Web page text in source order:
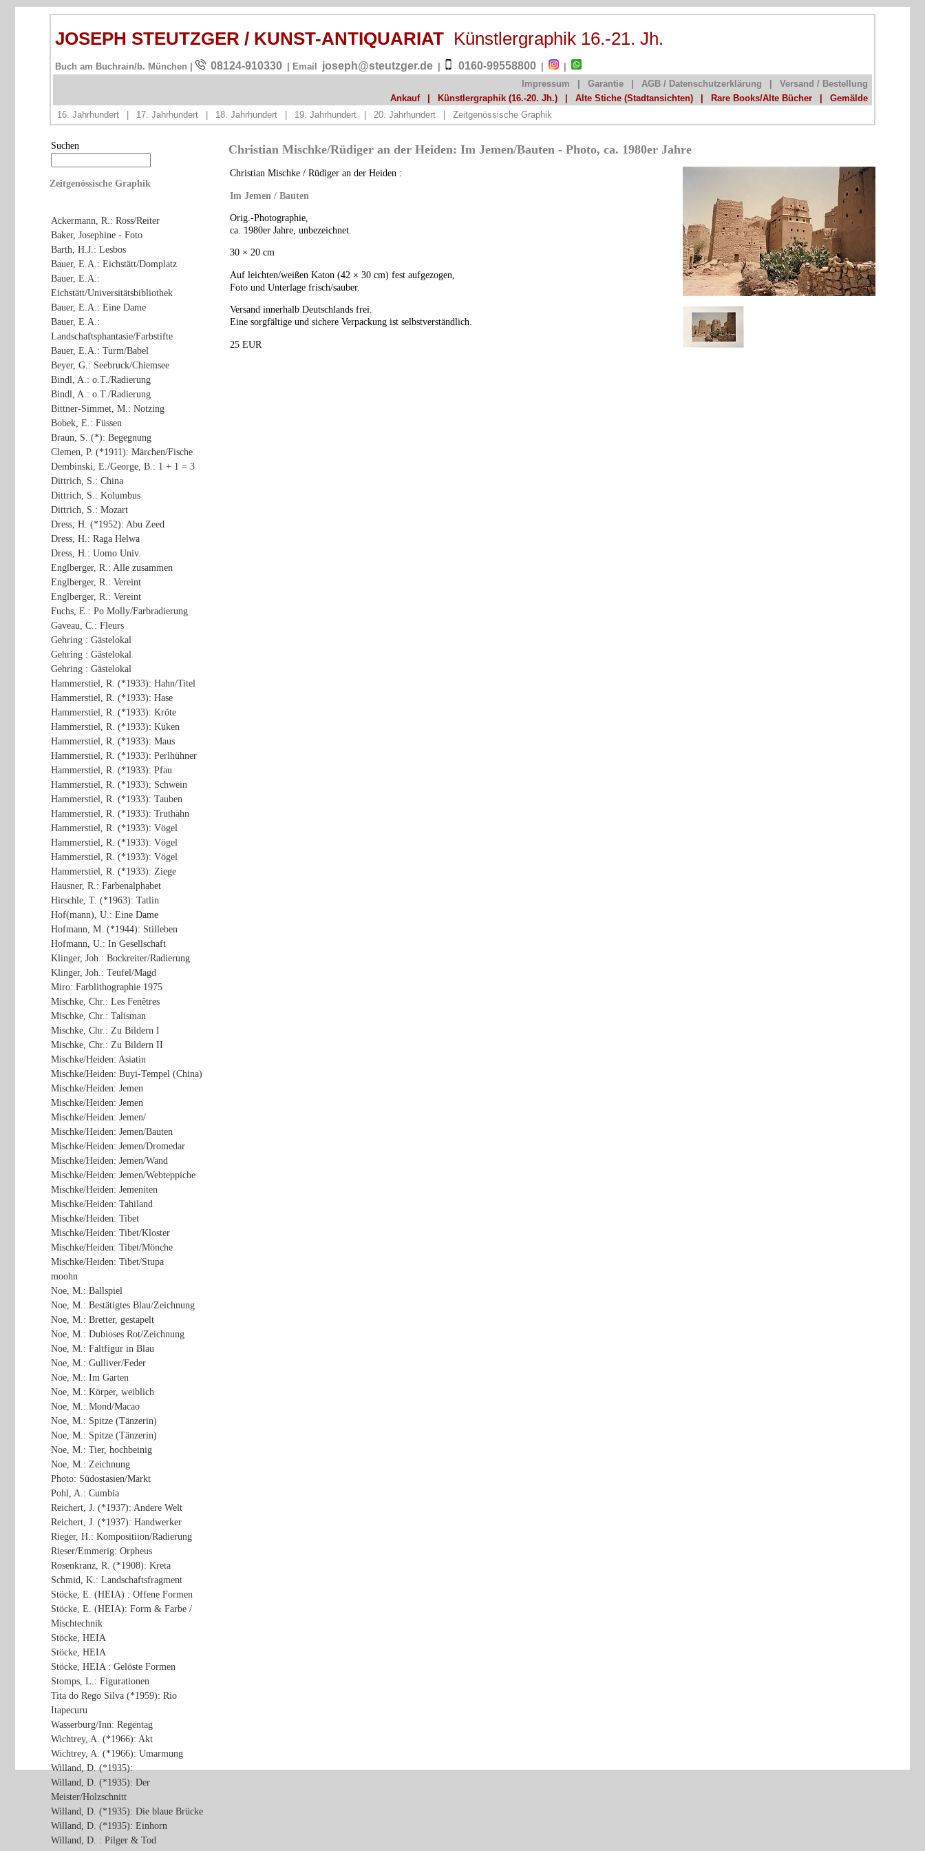
JOSEPH STEUTZGER / KUNST-ANTIQUARIAT Künstlergraphik 16.-21. Jh.
Buch am Buchrain/b. München | 08124-910330 | Email joseph@steutzger.de 0160-99558800
Impressum
Garantie AGB / Datenschutzerklärung
Versand / Bestellung
Ankauf
Künstlergraphik (16.-20. Jh.) Alte Stiche (Stadtansichten) Rare Books/Alte Bücher
Gemälde
16. Jahrhundert
17. Jahrhundert 18. Jahrhundert 19. Jahrhundert 20. Jahrhundert Zeitgenössische Graphik
Suchen
Zeitgenössische Graphik
Ackermann, R.: Ross/Reiter
Baker, Josephine - Foto
Barth, H.J.: Lesbos
Bauer, E.A.: Eichstätt/Domplatz
Bauer, E.A.:
Eichstätt/Universitätsbibliothek
Bauer, E.A.: Eine Dame
Bauer, E.A.:
Landschaftsphantasie/Farbstifte
Bauer, E.A.: Turm/Babel
Beyer, G.: Seebruck/Chiemsee
Bindl, A.: o.T./Radierung
Bindl, A.: o.T./Radierung
Bittner-Simmet, M.: Notzing
Bobek, E.: Füssen
Braun, S. (*): Begegnung
Clemen, P. (*1911): Märchen/Fische
Dembinski, E./George, B.: 1 + 1 = 3
Dittrich, S.: China
Dittrich, S.: Kolumbus
Dittrich, S.: Mozart
Dress, H. (*1952): Abu Zeed
Dress, H.: Raga Helwa
Dress, H.: Uomo Univ.
Englberger, R.: Alle zusammen
Englberger, R.: Vereint
Englberger, R.: Vereint
Fuchs, E.: Po Molly/Farbradierung
Gaveau, C.: Fleurs
Gehring : Gästelokal
Gehring : Gästelokal
Gehring : Gästelokal
Hammerstiel, R. (*1933): Hahn/Titel
Hammerstiel, R. (*1933): Hase
Hammerstiel, R. (*1933): Kröte
Hammerstiel, R. (*1933): Küken
Hammerstiel, R. (*1933): Maus
Hammerstiel, R. (*1933): Perlhühner
Hammerstiel, R. (*1933): Pfau
Hammerstiel, R. (*1933): Schwein
Hammerstiel, R. (*1933): Tauben
Hammerstiel, R. (*1933): Truthahn
Hammerstiel, R. (*1933): Vögel
Hammerstiel, R. (*1933): Vögel
Hammerstiel, R. (*1933): Vögel
Hammerstiel, R. (*1933): Ziege
Hausner, R.: Farbenalphabet
Hirschle, T. (*1963): Tatlin
Hof(mann), U.: Eine Dame
Hofmann, M. (*1944): Stilleben
Hofmann, U.: In Gesellschaft
Klinger, Joh.: Bockreiter/Radierung
Klinger, Joh.: Teufel/Magd
Miro: Farblithographie 1975
Mischke, Chr.: Les Fenêtres
Mischke, Chr.: Talisman
Mischke, Chr.: Zu Bildern I
Mischke, Chr.: Zu Bildern II
Mischke/Heiden: Asiatin
Mischke/Heiden: Buyi-Tempel (China)
Mischke/Heiden: Jemen
Mischke/Heiden: Jemen
Mischke/Heiden: Jemen/
Mischke/Heiden: Jemen/Bauten
Mischke/Heiden: Jemen/Dromedar
Mischke/Heiden: Jemen/Wand
Mischke/Heiden: Jemen/Webteppiche
Mischke/Heiden: Jemeniten
Mischke/Heiden: Tahiland
Mischke/Heiden: Tibet
Mischke/Heiden: Tibet/Kloster
Mischke/Heiden: Tibet/Mönche
Mischke/Heiden: Tibet/Stupa
moohn
Noe, M.: Ballspiel
Noe, M.: Bestätigtes Blau/Zeichnung
Noe, M.: Bretter, gestapelt
Noe, M.: Dubioses Rot/Zeichnung
Noe, M.: Faltfigur in Blau
Noe, M.: Gulliver/Feder
Noe, M.: Im Garten
Noe, M.: Körper, weiblich
Noe, M.: Mond/Macao
Noe, M.: Spitze (Tänzerin)
Noe, M.: Spitze (Tänzerin)
Noe, M.: Tier, hochbeinig
Noe, M.: Zeichnung
Photo: Südostasien/Markt
Pohl, A.: Cumbia
Reichert, J. (*1937): Andere Welt
Reichert, J. (*1937): Handwerker
Rieger, H.: Kompositiion/Radierung
Rieser/Emmerig: Orpheus
Rosenkranz, R. (*1908): Kreta
Schmid, K.: Landschaftsfragment
Stöcke, E. (HEIA) : Offene Formen
Stöcke, E. (HEIA): Form & Farbe /
Mischtechnik
Stöcke, HEIA
Stöcke, HEIA
Stöcke, HEIA : Gelöste Formen
Stomps, L.: Figurationen
Tita do Rego Silva (*1959): Rio
Itapecuru
Wasserburg/Inn: Regentag
Wichtrey, A. (*1966): Akt
Wichtrey, A. (*1966): Umarmung
Willand, D. (*1935):
Willand, D. (*1935): Der
Meister/Holzschnitt
Willand, D. (*1935): Die blaue Brücke
Willand, D. (*1935): Einhorn
Willand, D. : Pilger & Tod
Christian Mischke/Rüdiger an der Heiden: Im Jemen/Bauten - Photo, ca. 1980er Jahre
Christian Mischke / Rüdiger an der Heiden :
Im Jemen / Bauten
Orig.-Photographie,
ca. 1980er Jahre, unbezeichnet.
30 × 20 cm
Auf leichten/weißen Katon (42 × 30 cm) fest aufgezogen,
Foto und Unterlage frisch/sauber.
Versand innerhalb Deutschlands frei.
Eine sorgfältige und sichere Verpackung ist selbstverständlich.
25 EUR